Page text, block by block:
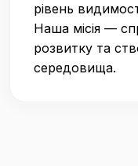
рівень
Наша місія —
розвитку та
середовища.